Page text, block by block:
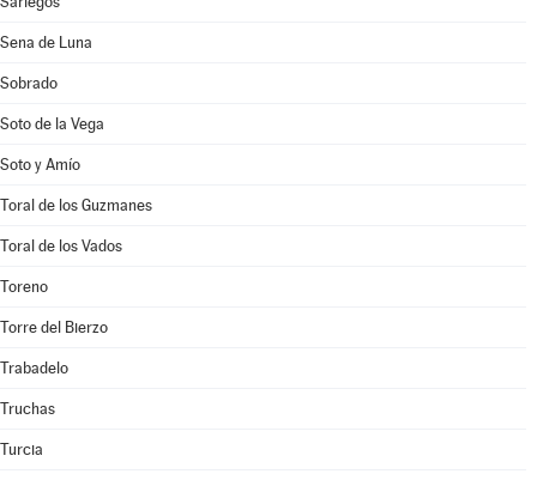
Sena de Luna
Sobrado
Soto de la Vega
Soto y Amío
Toral de los Guzmanes
Toral de los Vados
Toreno
Torre del Bierzo
Trabadelo
Truchas
Turcia